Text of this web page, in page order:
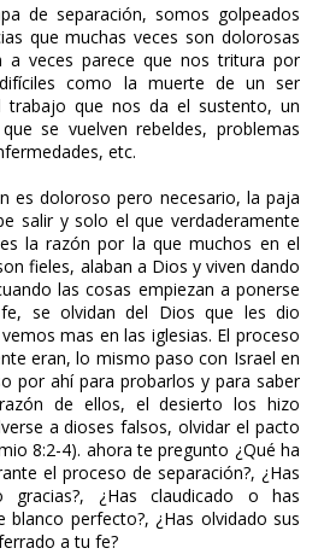
de separación, somos golpeados
que muchas veces son dolorosas
a veces parece que nos tritura por
como la muerte de un ser
trabajo que nos da el sustento, un
se vuelven rebeldes, problemas
etc.
es doloroso pero necesario, la paja
salir y solo el que verdaderamente
la razón por la que muchos en el
fieles, alaban a Dios y viven dando
las cosas empiezan a ponerse
se olvidan del Dios que les dio
mas en las iglesias. El proceso
eran, lo mismo paso con Israel en
por ahí para probarlos y para saber
de ellos, el desierto los hizo
a dioses falsos, olvidar el pacto
8:2-4). ahora te pregunto ¿Qué ha
el proceso de separación?, ¿Has
¿Has claudicado o has
blanco perfecto?, ¿Has olvidado sus
a tu fe?